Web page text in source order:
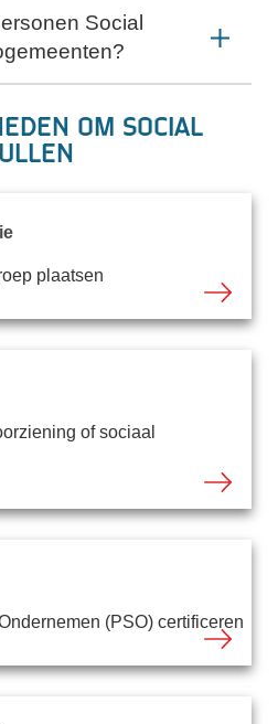
Social
om Social
plaatsen
of sociaal
(PSO) certificeren